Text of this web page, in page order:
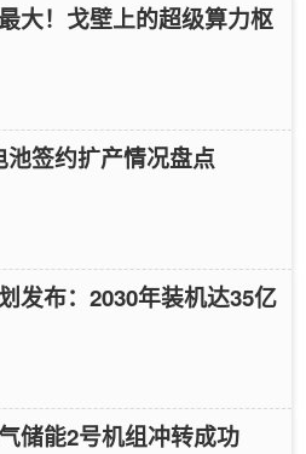
大！戈壁上的超级算力枢
签约扩产情况盘点
发布：2030年装机达35亿
储能2号机组冲转成功